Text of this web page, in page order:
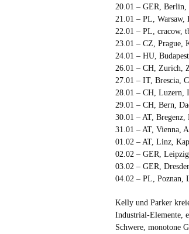
20.01 – GER, Berlin,
21.01 – PL, Warsaw,
22.01 – PL, cracow,
23.01 – CZ, Prague,
24.01 – HU,
26.01 – CH, Zurich,
27.01 – IT, Brescia,
28.01 – CH, Luzern,
29.01 – CH, Bern,
30.01 – AT, Bregenz,
31.01 – AT, Vienna,
01.02 – AT, Linz,
02.02 – GER,
03.02 – GER,
04.02 – PL, Poznan,
Kelly und Parker
Industrial-Elemente,
Schwere, monotone